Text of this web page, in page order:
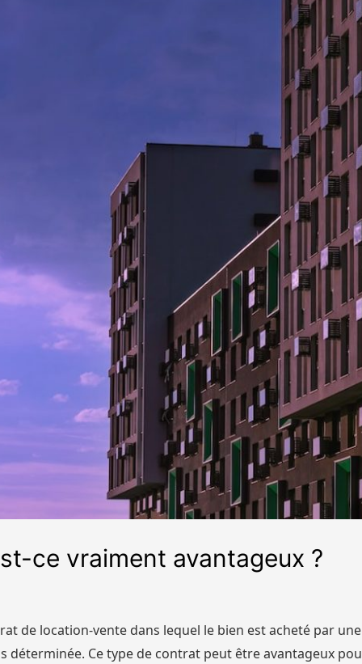
ce vraiment avantageux ?
de location-vente dans lequel le bien est acheté par
Ce type de contrat peut être avantageux